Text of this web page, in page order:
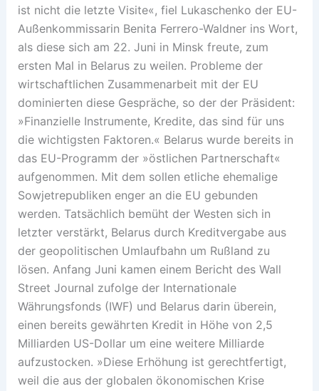
ist nicht die letzte Visite«, fiel Lukaschenko der EU-
Außenkommissarin Benita Ferrero-Waldner ins Wort,
als diese sich am 22. Juni in Minsk freute, zum
ersten Mal in Belarus zu weilen. Probleme der
wirtschaftlichen Zusammenarbeit mit der EU
dominierten diese Gespräche, so der der Präsident:
»Finanzielle Instrumente, Kredite, das sind für uns
die wichtigsten Faktoren.« Belarus wurde bereits in
das EU-Programm der »östlichen Partnerschaft«
aufgenommen. Mit dem sollen etliche ehemalige
Sowjetrepubliken enger an die EU gebunden
werden. Tatsächlich bemüht der Westen sich in
letzter verstärkt, Belarus durch Kreditvergabe aus
der geopolitischen Umlaufbahn um Rußland zu
lösen. Anfang Juni kamen einem Bericht des Wall
Street Journal zufolge der Internationale
Währungsfonds (IWF) und Belarus darin überein,
einen bereits gewährten Kredit in Höhe von 2,5
Milliarden US-Dollar um eine weitere Milliarde
aufzustocken. »Diese Erhöhung ist gerechtfertigt,
weil die aus der globalen ökonomischen Krise